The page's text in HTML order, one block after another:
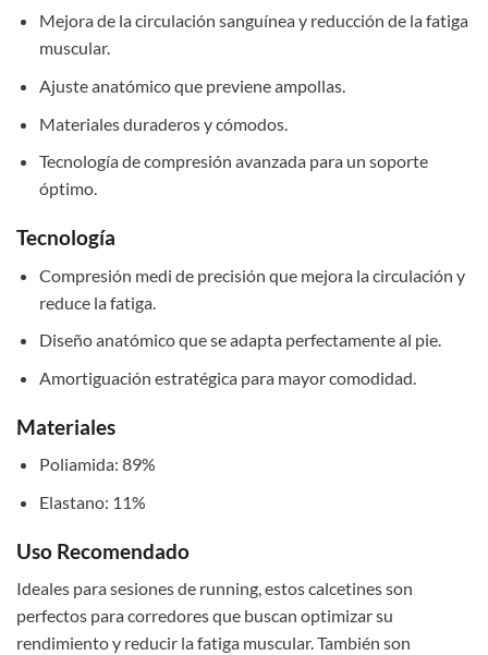
Mejora de la circulación sanguínea y reducción de la fatiga
muscular.
Ajuste anatómico que previene ampollas.
Materiales duraderos y cómodos.
Tecnología de compresión avanzada para un soporte
óptimo.
Tecnología
Compresión medi de precisión que mejora la circulación y
reduce la fatiga.
Diseño anatómico que se adapta perfectamente al pie.
Amortiguación estratégica para mayor comodidad.
Materiales
Poliamida: 89%
Elastano: 11%
Uso Recomendado
Ideales para sesiones de running, estos calcetines son
perfectos para corredores que buscan optimizar su
rendimiento y reducir la fatiga muscular. También son